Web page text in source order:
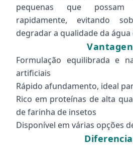
pequenas que possam
rapidamente, evitando
degradar a qualidade da
Formulação equilibrada e
artificiais
Rápido afundamento, ideal
Rico em proteínas de alta
de farinha de insetos
Disponível em várias opções